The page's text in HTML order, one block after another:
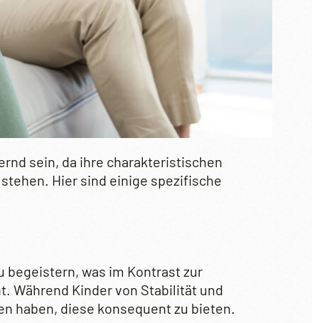
sein, da ihre charakteristischen
Hier sind einige spezifische
begeistern, was im Kontrast zur
Während Kinder von Stabilität und
haben, diese konsequent zu bieten.